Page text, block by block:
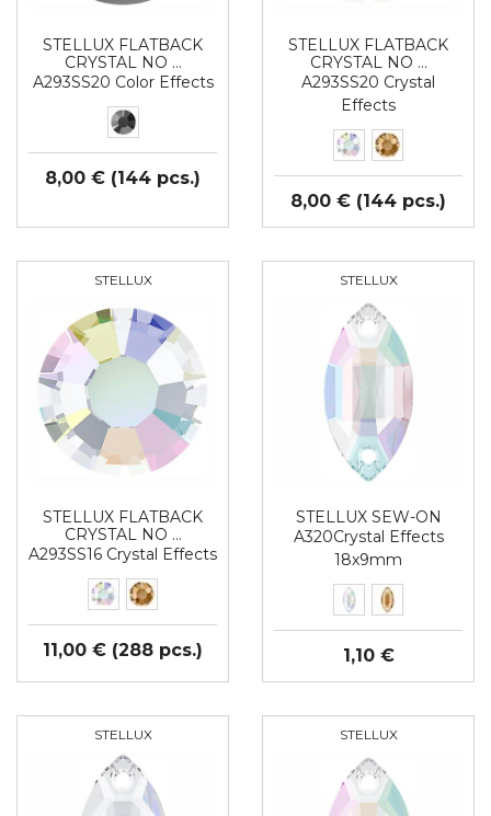
STELLUX FLATBACK
CRYSTAL NO …
A293SS20 Color Effects
8,00 € (144 pcs.)
STELLUX FLATBACK
CRYSTAL NO …
A293SS20 Crystal
Effects
8,00 € (144 pcs.)
STELLUX
STELLUX FLATBACK
CRYSTAL NO …
A293SS16 Crystal Effects
11,00 € (288 pcs.)
STELLUX
STELLUX SEW-ON
A320Crystal Effects
18x9mm
1,10 €
STELLUX STELLUX